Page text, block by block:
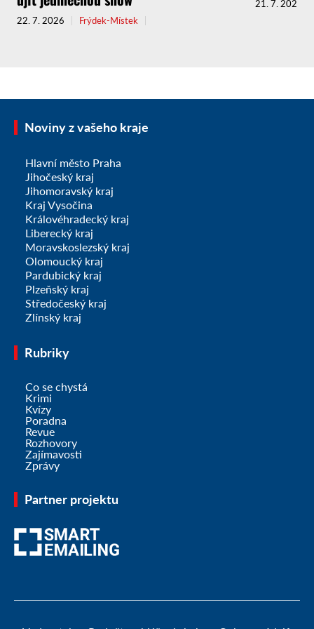
22. 7. 2026 Frýdek-Místek
21. 7. 2026
Noviny z vašeho kraje
Hlavní město Praha
Jihočeský kraj
Jihomoravský kraj
Kraj Vysočina
Královéhradecký kraj
Liberecký kraj
Moravskoslezský kraj
Olomoucký kraj
Pardubický kraj
Plzeňský kraj
Středočeský kraj
Zlínský kraj
Rubriky
Co se chystá
Krimi
Kvízy
Poradna
Revue
Rozhovory
Zajímavosti
Zprávy
Partner projektu